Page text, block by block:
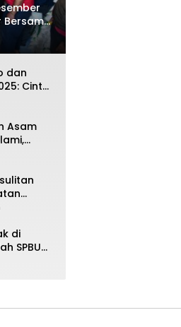
Bersama:
dan
Cinta,
Asam
Ini
di
SPBU